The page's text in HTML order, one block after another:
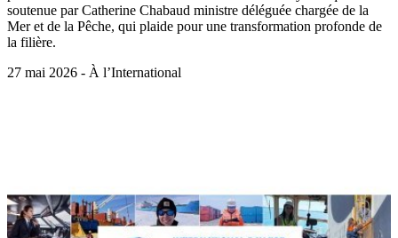
soutenue par Catherine Chabaud ministre déléguée chargée de la
Mer et de la Pêche, qui plaide pour une transformation profonde de
la filière.
27 mai 2026 - À l’International